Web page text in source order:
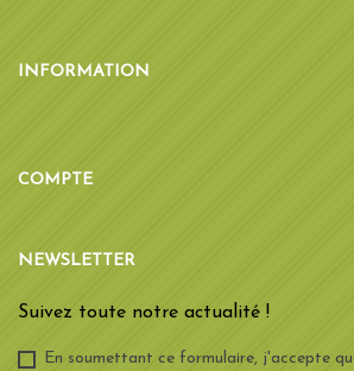
INFORMATION
COMPTE
NEWSLETTER
Suivez toute notre actualité !
En soumettant ce formulaire, j'accepte